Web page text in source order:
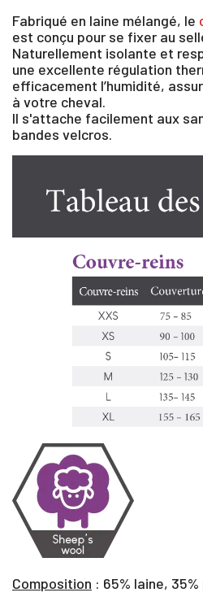
Fabriqué en laine mélangé, le
est conçu pour se fixer au
Naturellement isolante et
une excellente régulation
efficacement l’humidité,
à votre cheval.
Il s'attache facilement aux
bandes velcros.
Composition : 65% laine,